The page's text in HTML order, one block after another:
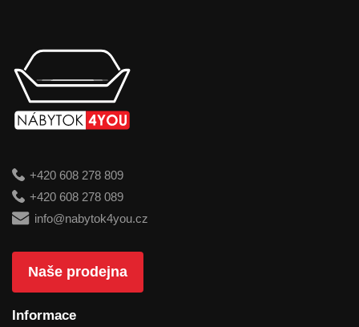
+420 608 278 809
+420 608 278 089
info@nabytok4you.cz
Naše prodejna
Informace